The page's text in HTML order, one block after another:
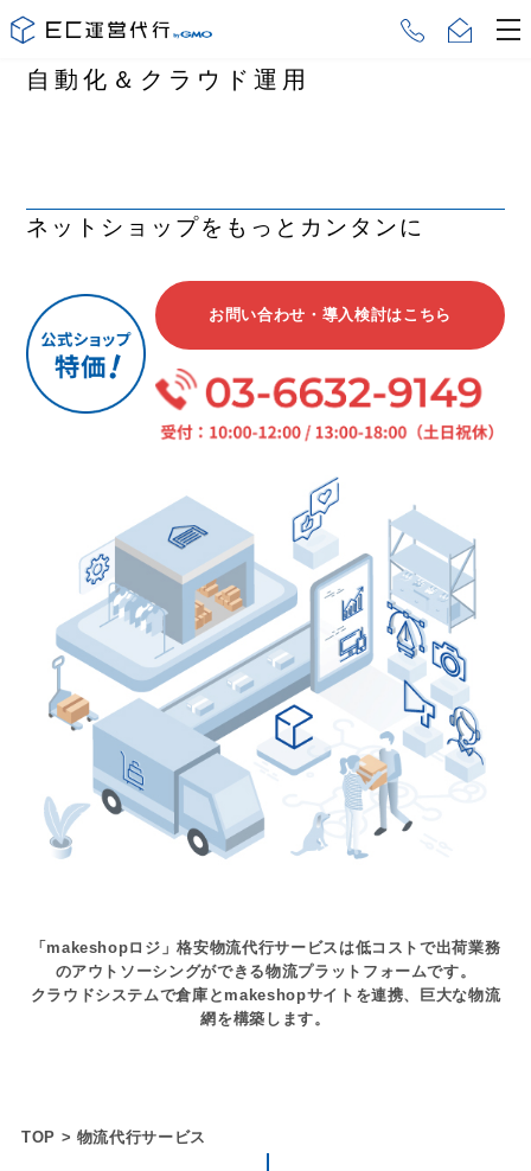
自動化＆クラウド運用
ネットショップをもっとカンタンに
お問い合わせ・導入検討はこちら
「makeshopロジ」格安物流代行サービスは低コストで出荷業務
のアウトソーシングができる物流プラットフォームです。
クラウドシステムで倉庫とmakeshopサイトを連携、巨大な物流
網を構築します。
TOP > 物流代行サービス